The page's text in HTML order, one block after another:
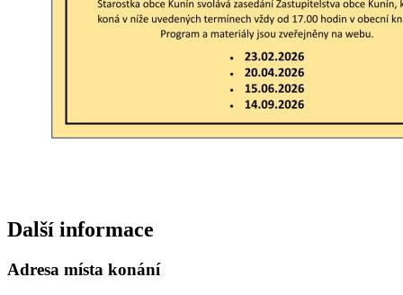
Další informace
Adresa místa konání